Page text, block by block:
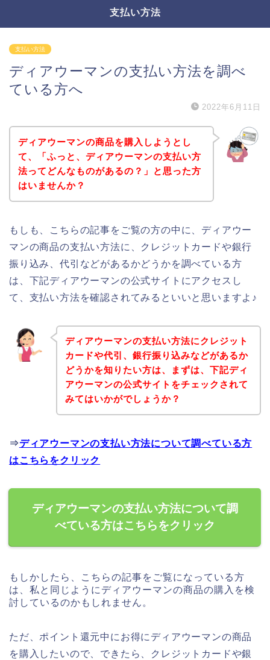
支払い方法
支払い方法
ディアウーマンの支払い方法を調べ
ている方へ
2022年6月11日
ディアウーマンの商品を購入しようとし
て、「ふっと、ディアウーマンの支払い方
法ってどんなものがあるの？」と思った方
はいませんか？
もしも、こちらの記事をご覧の方の中に、ディアウー
マンの商品の支払い方法に、クレジットカードや銀行
振り込み、代引などがあるかどうかを調べている方
は、下記ディアウーマンの公式サイトにアクセスし
て、支払い方法を確認されてみるといいと思いますよ♪
ディアウーマンの支払い方法にクレジット
カードや代引、銀行振り込みなどがあるか
どうかを知りたい方は、まずは、下記ディ
アウーマンの公式サイトをチェックされて
みてはいかがでしょうか？
⇒ディアウーマンの支払い方法について調べている方
はこちらをクリック
ディアウーマンの支払い方法について調
べている方はこちらをクリック
もしかしたら、こちらの記事をご覧になっている方
は、私と同じようにディアウーマンの商品の購入を検
討しているのかもしれません。
ただ、ポイント還元中にお得にディアウーマンの商品
を購入したいので、できたら、クレジットカードや銀